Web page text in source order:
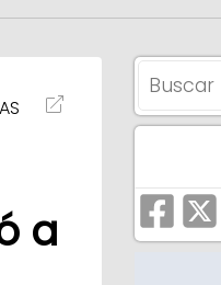
a